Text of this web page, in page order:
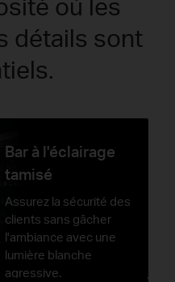
détails sont
Bar à l'éclairage
tamisé
Assurez la sécurité des
clients sans gâcher
l'ambiance avec une
lumière blanche
agressive.